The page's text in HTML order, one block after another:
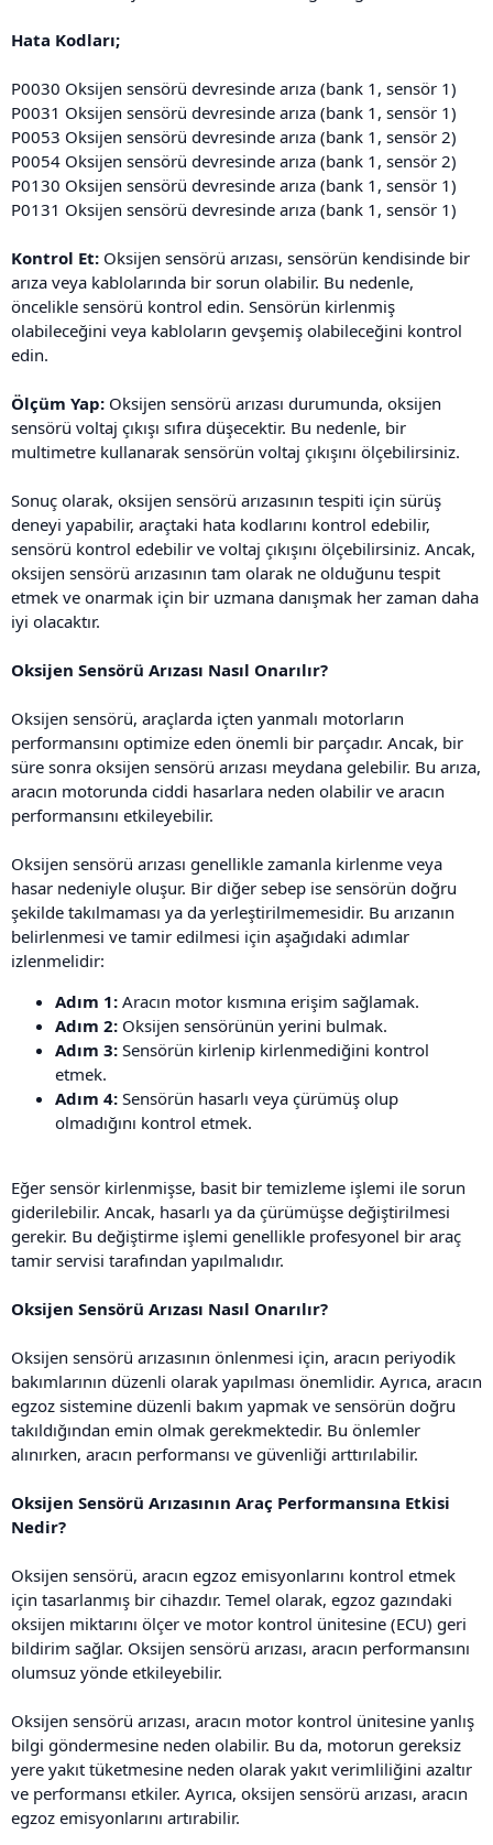
Hata Kodları;
P0030 Oksijen sensörü devresinde arıza (bank 1, sensör 1)
P0031 Oksijen sensörü devresinde arıza (bank 1, sensör 1)
P0053 Oksijen sensörü devresinde arıza (bank 1, sensör 2)
P0054 Oksijen sensörü devresinde arıza (bank 1, sensör 2)
P0130 Oksijen sensörü devresinde arıza (bank 1, sensör 1)
P0131 Oksijen sensörü devresinde arıza (bank 1, sensör 1)
Kontrol Et: Oksijen sensörü arızası, sensörün kendisinde bir
arıza veya kablolarında bir sorun olabilir. Bu nedenle,
öncelikle sensörü kontrol edin. Sensörün kirlenmiş
olabileceğini veya kabloların gevşemiş olabileceğini kontrol
edin.
Ölçüm Yap: Oksijen sensörü arızası durumunda, oksijen
sensörü voltaj çıkışı sıfıra düşecektir. Bu nedenle, bir
multimetre kullanarak sensörün voltaj çıkışını ölçebilirsiniz.
Sonuç olarak, oksijen sensörü arızasının tespiti için sürüş
deneyi yapabilir, araçtaki hata kodlarını kontrol edebilir,
sensörü kontrol edebilir ve voltaj çıkışını ölçebilirsiniz. Ancak,
oksijen sensörü arızasının tam olarak ne olduğunu tespit
etmek ve onarmak için bir uzmana danışmak her zaman daha
iyi olacaktır.
Oksijen Sensörü Arızası Nasıl Onarılır?
Oksijen sensörü, araçlarda içten yanmalı motorların
performansını optimize eden önemli bir parçadır. Ancak, bir
süre sonra oksijen sensörü arızası meydana gelebilir. Bu arıza,
aracın motorunda ciddi hasarlara neden olabilir ve aracın
performansını etkileyebilir.
Oksijen sensörü arızası genellikle zamanla kirlenme veya
hasar nedeniyle oluşur. Bir diğer sebep ise sensörün doğru
şekilde takılmaması ya da yerleştirilmemesidir. Bu arızanın
belirlenmesi ve tamir edilmesi için aşağıdaki adımlar
izlenmelidir:
Adım 1: Aracın motor kısmına erişim sağlamak.
Adım 2: Oksijen sensörünün yerini bulmak.
Adım 3: Sensörün kirlenip kirlenmediğini kontrol
etmek.
Adım 4: Sensörün hasarlı veya çürümüş olup
olmadığını kontrol etmek.
Eğer sensör kirlenmişse, basit bir temizleme işlemi ile sorun
giderilebilir. Ancak, hasarlı ya da çürümüşse değiştirilmesi
gerekir. Bu değiştirme işlemi genellikle profesyonel bir araç
tamir servisi tarafından yapılmalıdır.
Oksijen Sensörü Arızası Nasıl Onarılır?
Oksijen sensörü arızasının önlenmesi için, aracın periyodik
bakımlarının düzenli olarak yapılması önemlidir. Ayrıca, aracın
egzoz sistemine düzenli bakım yapmak ve sensörün doğru
takıldığından emin olmak gerekmektedir. Bu önlemler
alınırken, aracın performansı ve güvenliği arttırılabilir.
Oksijen Sensörü Arızasının Araç Performansına Etkisi
Nedir?
Oksijen sensörü, aracın egzoz emisyonlarını kontrol etmek
için tasarlanmış bir cihazdır. Temel olarak, egzoz gazındaki
oksijen miktarını ölçer ve motor kontrol ünitesine (ECU) geri
bildirim sağlar. Oksijen sensörü arızası, aracın performansını
olumsuz yönde etkileyebilir.
Oksijen sensörü arızası, aracın motor kontrol ünitesine yanlış
bilgi göndermesine neden olabilir. Bu da, motorun gereksiz
yere yakıt tüketmesine neden olarak yakıt verimliliğini azaltır
ve performansı etkiler. Ayrıca, oksijen sensörü arızası, aracın
egzoz emisyonlarını artırabilir.